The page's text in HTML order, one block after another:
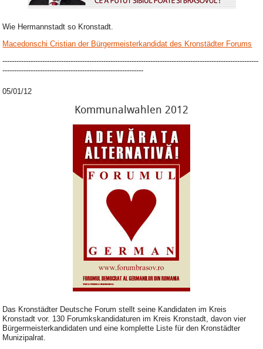
Wie Hermannstadt so Kronstadt.
Macedonschi Cristian der Bürgermeisterkandidat des Kronstädter Forums
-------------------------------------------------------------------------------------------------------------
------------------------------------------------------------
05/01/12
Kommunalwahlen 2012
Das Kronstädter Deutsche Forum stellt seine Kandidaten im Kreis
Kronstadt vor. 130 Forumkskandidaturen im Kreis Kronstadt, davon vier
Bürgermeisterkandidaten und eine komplette Liste für den Kronstädter
Munizipalrat.